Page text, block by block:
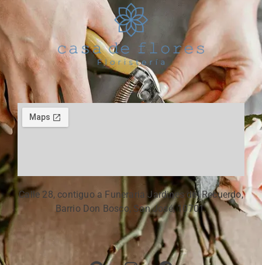
Calle 28, contiguo a Funeraria Jardines del Recuerdo,
Barrio Don Bosco, San José, 10701.